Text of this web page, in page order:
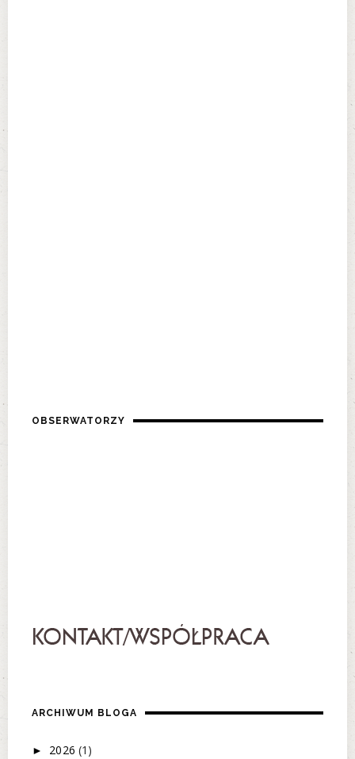
OBSERWATORZY
ARCHIWUM BLOGA
► 2026 (1)